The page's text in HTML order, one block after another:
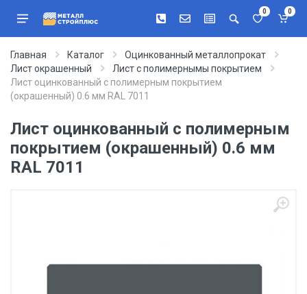
0 0
Главная Каталог
Оцинкованный металлопрокат
Лист окрашенный
Лист с полимернымы покрытием
Лист оцинкованный с полимерным покрытием
(окрашенный) 0.6 мм RAL 7011
Лист оцинкованный с полимерным
покрытием (окрашенный) 0.6 мм
RAL 7011